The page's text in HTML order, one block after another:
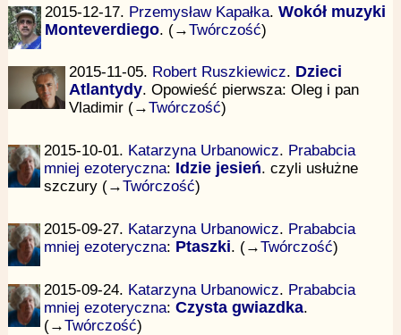
2015-12-17. Przemysław Kapałka. Wokół muzyki
Monteverdiego. (→Twórczość)
2015-11-05. Robert Ruszkiewicz. Dzieci
Atlantydy. Opowieść pierwsza: Oleg i pan
Vladimir (→Twórczość)
2015-10-01. Katarzyna Urbanowicz. Prababcia
mniej ezoteryczna: Idzie jesień. czyli usłużne
szczury (→Twórczość)
2015-09-27. Katarzyna Urbanowicz. Prababcia
mniej ezoteryczna: Ptaszki. (→Twórczość)
2015-09-24. Katarzyna Urbanowicz. Prababcia
mniej ezoteryczna:Czysta gwiazdka.
(→Twórczość)